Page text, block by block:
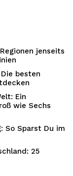
jenseits
besten
Ein
wie Sechs
So Sparst Du im
25